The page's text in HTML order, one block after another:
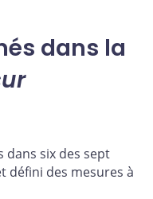
dans la
dans six des sept
défini des mesures à